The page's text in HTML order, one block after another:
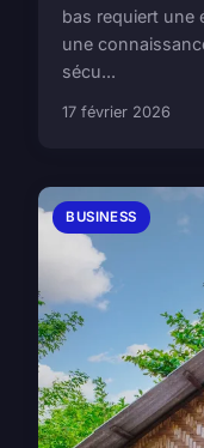
bas requiert une
une
sécu...
17 février 2026
BUSINESS